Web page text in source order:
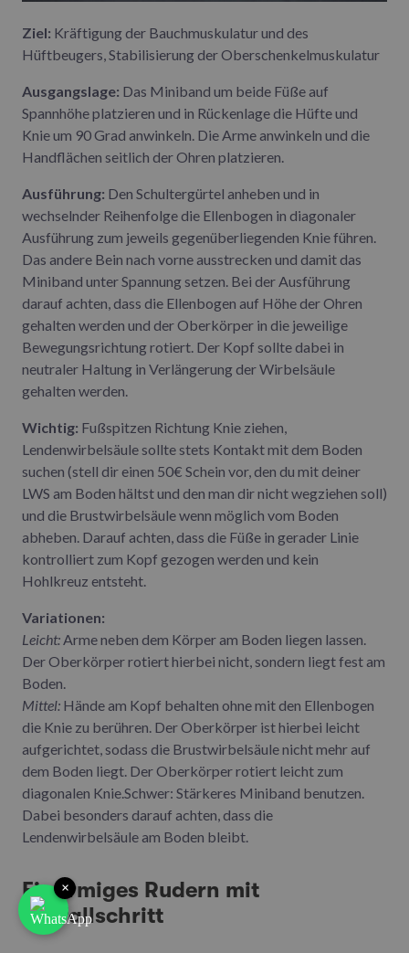
Ziel: Kräftigung der Bauchmuskulatur und des
Hüftbeugers, Stabilisierung der Oberschenkelmuskulatur
Ausgangslage: Das Miniband um beide Füße auf
Spannhöhe platzieren und in Rückenlage die Hüfte und
Knie um 90 Grad anwinkeln. Die Arme anwinkeln und die
Handflächen seitlich der Ohren platzieren.
Ausführung: Den Schultergürtel anheben und in
wechselnder Reihenfolge die Ellenbogen in diagonaler
Ausführung zum jeweils gegenüberliegenden Knie führen.
Das andere Bein nach vorne ausstrecken und damit das
Miniband unter Spannung setzen. Bei der Ausführung
darauf achten, dass die Ellenbogen auf Höhe der Ohren
gehalten werden und der Oberkörper in die jeweilige
Bewegungsrichtung rotiert. Der Kopf sollte dabei in
neutraler Haltung in Verlängerung der Wirbelsäule
gehalten werden.
Wichtig: Fußspitzen Richtung Knie ziehen,
Lendenwirbelsäule sollte stets Kontakt mit dem Boden
suchen (stell dir einen 50€ Schein vor, den du mit deiner
LWS am Boden hältst und den man dir nicht wegziehen soll)
und die Brustwirbelsäule wenn möglich vom Boden
abheben. Darauf achten, dass die Füße in gerader Linie
kontrolliert zum Kopf gezogen werden und kein
Hohlkreuz entsteht.
Variationen:
Leicht: Arme neben dem Körper am Boden liegen lassen.
Der Oberkörper rotiert hierbei nicht, sondern liegt fest am
Boden.
Mittel: Hände am Kopf behalten ohne mit den Ellenbogen
die Knie zu berühren. Der Oberkörper ist hierbei leicht
aufgerichtet, sodass die Brustwirbelsäule nicht mehr auf
dem Boden liegt. Der Oberkörper rotiert leicht zum
diagonalen Knie.Schwer: Stärkeres Miniband benutzen.
Dabei besonders darauf achten, dass die
Lendenwirbelsäule am Boden bleibt.
Einarmiges Rudern mit
Ausfallschritt
×